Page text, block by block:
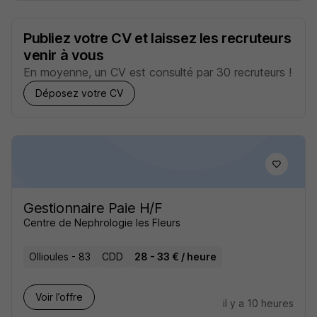
Publiez votre CV et laissez les recruteurs
venir à vous
En moyenne, un CV est consulté par 30 recruteurs !
Déposez votre CV
Gestionnaire Paie H/F
Centre de Nephrologie les Fleurs
Ollioules - 83 CDD 28 - 33 € / heure
Voir l’offre
il y a 10 heures